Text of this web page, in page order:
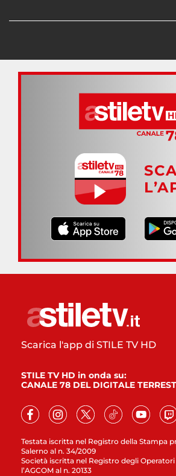
Testata iscritta nel Registro della Stampa
Salerno al n. 34/2009
Società iscritta nel Registro degli
l’AGCOM al n. 20133
Scarica l'app di STILE TV HD
STILE TV HD in onda su:
CANALE 78 DEL DIGITALE